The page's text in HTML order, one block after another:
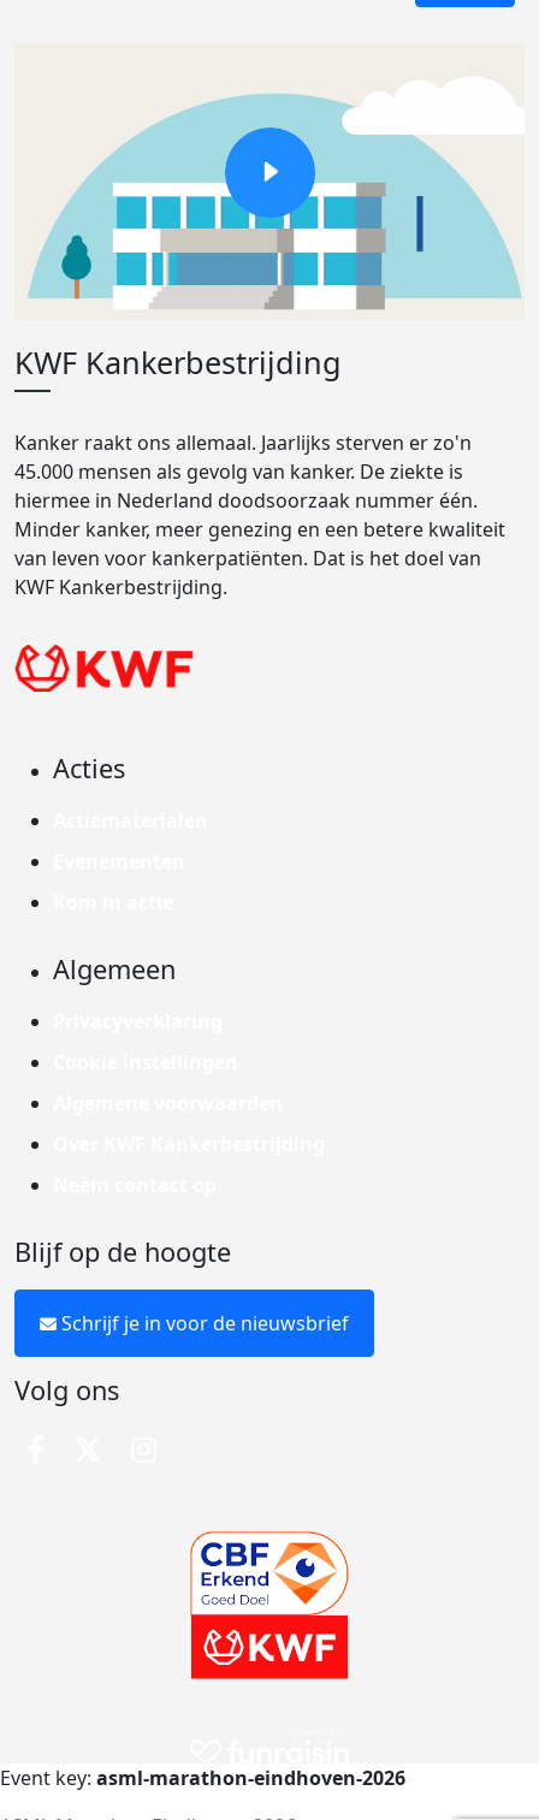
KWF Kankerbestrijding
Kanker raakt ons allemaal. Jaarlijks sterven er zo'n
45.000 mensen als gevolg van kanker. De ziekte is
hiermee in Nederland doodsoorzaak nummer één.
Minder kanker, meer genezing en een betere kwaliteit
van leven voor kankerpatiënten. Dat is het doel van
KWF Kankerbestrijding.
Acties
Algemeen
Blijf op de hoogte
Schrijf je in voor de nieuwsbrief
Volg ons
Event key: asml-marathon-eindhoven-2026